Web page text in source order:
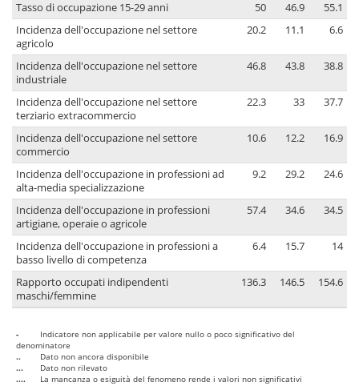
Tasso di occupazione 15-29 anni
50 46.9
55.1
Incidenza dell'occupazione nel settore
agricolo
20.2 11.1 6.6
Incidenza dell'occupazione nel settore
industriale
46.8 43.8 38.8
Incidenza dell'occupazione nel settore
terziario extracommercio
22.3 33 37.7
Incidenza dell'occupazione nel settore
commercio
10.6 12.2 16.9
Incidenza dell'occupazione in professioni ad
alta-media specializzazione
9.2 29.2 24.6
Incidenza dell'occupazione in professioni
artigiane, operaie o agricole
57.4 34.6 34.5
Incidenza dell'occupazione in professioni a
basso livello di competenza
6.4 15.7 14
Rapporto occupati indipendenti
maschi/femmine
136.3 146.5 154.6
-
Indicatore non applicabile per valore nullo o poco significativo del
denominatore
..
Dato non ancora disponibile
...
Dato non rilevato
....
La mancanza o esiguità del fenomeno rende i valori non significativi